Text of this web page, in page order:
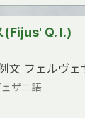
(Fijus' Q. I.)
文 フェルヴェ
ザニ語